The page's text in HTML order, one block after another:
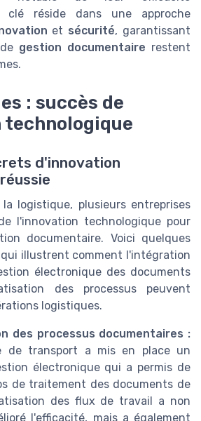
clé réside dans une approche
et sécurité, garantissant
gestion documentaire restent
: succès de
d'innovation
logistique, plusieurs entreprises
l'innovation technologique pour
documentaire. Voici quelques
illustrent comment l'intégration
électronique des documents
des processus peuvent
logistiques.
des processus documentaires :
de transport a mis en place un
électronique qui a permis de
de traitement des documents de
des flux de travail a non
l'efficacité, mais a également